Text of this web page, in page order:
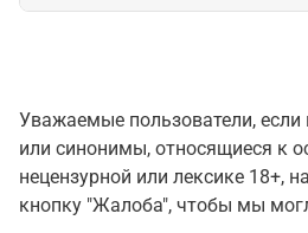
Уважаемые пользователи,
или синонимы, относящиеся к
нецензурной или лексике 18+,
кнопку "Жалоба", чтобы мы